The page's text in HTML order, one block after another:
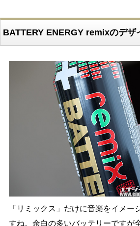
BATTERY ENERGY remixのデザ
「リミックス」だけに音楽をイメー
すね。余白の多いバッテリーですが